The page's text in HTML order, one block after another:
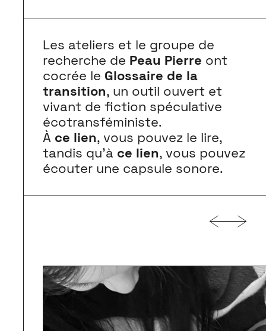
Les ateliers et le groupe de
recherche de Peau Pierre ont
cocrée le Glossaire de la
transition, un outil ouvert et
vivant de fiction spéculative
écotransféministe.
À ce lien, vous pouvez le lire,
tandis qu’à ce lien, vous pouvez
écouter une capsule sonore.